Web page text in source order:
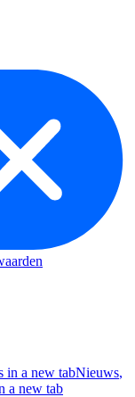
in a new tabNieuws,
a new tab